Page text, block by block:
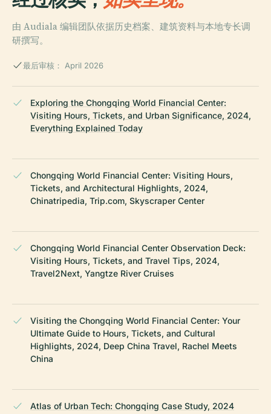
由 Audiala 编辑团队依据历史档案、建筑资料与本地专长调
研撰写。
最后审核： April 2026
Exploring the Chongqing World Financial Center:
Visiting Hours, Tickets, and Urban Significance, 2024,
Everything Explained Today
Chongqing World Financial Center: Visiting Hours,
Tickets, and Architectural Highlights, 2024,
Chinatripedia, Trip.com, Skyscraper Center
Chongqing World Financial Center Observation Deck:
Visiting Hours, Tickets, and Travel Tips, 2024,
Travel2Next, Yangtze River Cruises
Visiting the Chongqing World Financial Center: Your
Ultimate Guide to Hours, Tickets, and Cultural
Highlights, 2024, Deep China Travel, Rachel Meets
China
Atlas of Urban Tech: Chongqing Case Study, 2024